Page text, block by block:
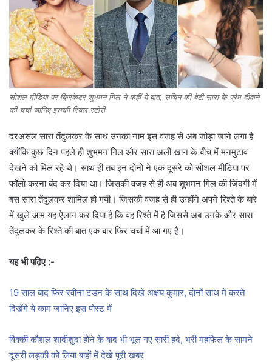
सोशल मीडिया पर क्रिकेटर शुभमन गिल ने कहीं ये बात, सचिन की बेटी सारा के प्रेम दीवाने
की चर्चा जानिए इसकी रियल स्टोरी
दरअसल सारा तेंदुलकर के साथ उनका नाम इस वजह से अब जोड़ा जाने लगा है
क्योंकि कुछ दिन पहले ही शुभमन गिल और सारा अली खान के बीच में मनमुटाव
देखने को मिल रहे थे। साथ ही तब इन दोनों ने एक दूसरे को सोशल मीडिया पर
फॉलो करना बंद कर दिया था। जिसकी वजह से ही अब शुभमन गिल की जिंदगी में
बस सारा तेंदुलकर शामिल हो गयी। जिसकी वजह से ही उन्होंने अपने रिश्ते के बारे
में खुले आम यह ऐलान कर दिया है कि वह रिश्ते में है जिससे अब उनके और सारा
तेंदुलकर के रिश्ते की बात एक बार फिर चर्चा में आ गए है।
यह भी पढ़िए :-
19 साल बाद फिर रवीना टंडन के साथ दिखे अक्षय कुमार, दोनों साथ में करते
दिखेंगे ये काम जानिए इस पोस्ट में
विक्की कौशल शादीशुदा होने के बाद भी भूल गए सारी हदे, भरी महफिल के सामने
दूसरी लड़की को लिया बाहों में देखे पूरी खबर